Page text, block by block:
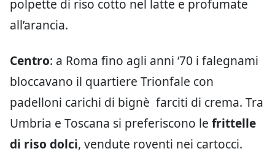
polpette di riso cotto nel latte e profumate
all’arancia.
Centro: a Roma fino agli anni ‘70 i falegnami
bloccavano il quartiere Trionfale con
padelloni carichi di bignè farciti di crema. Tra
Umbria e Toscana si preferiscono le frittelle
di riso dolci, vendute roventi nei cartocci.